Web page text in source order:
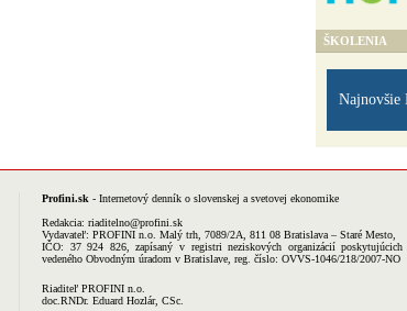
ŠKOLENIA
Najnovšie
Profini.sk - Internetový denník o slovenskej a svetovej ekonomike
Redakcia: riaditelno@profini.sk
Vydavateľ: PROFINI n.o. Malý trh, 7089/2A, 811 08 Bratislava – Staré Mesto,
IČO: 37 924 826, zapísaný v registri neziskových organizácií poskytujúcich
vedeného Obvodným úradom v Bratislave, reg. číslo: OVVS-1046/218/2007-NO
Riaditeľ PROFINI n.o.
doc.RNDr. Eduard Hozlár, CSc.